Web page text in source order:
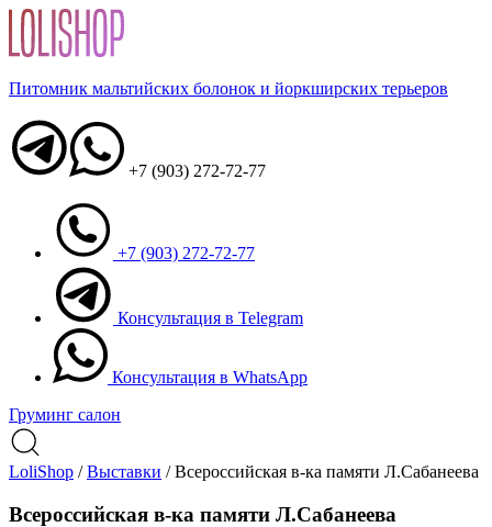
Питомник мальтийских болонок и йоркширских терьеров
+7 (903) 272-72-77
+7 (903) 272-72-77
Консультация в Telegram
Консультация в WhatsApp
Груминг салон
LoliShop /Выставки /Всероссийская в-ка памяти Л.Сабанеева
Всероссийская в-ка памяти Л.Сабанеева